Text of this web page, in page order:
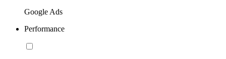
Google Ads
Performance